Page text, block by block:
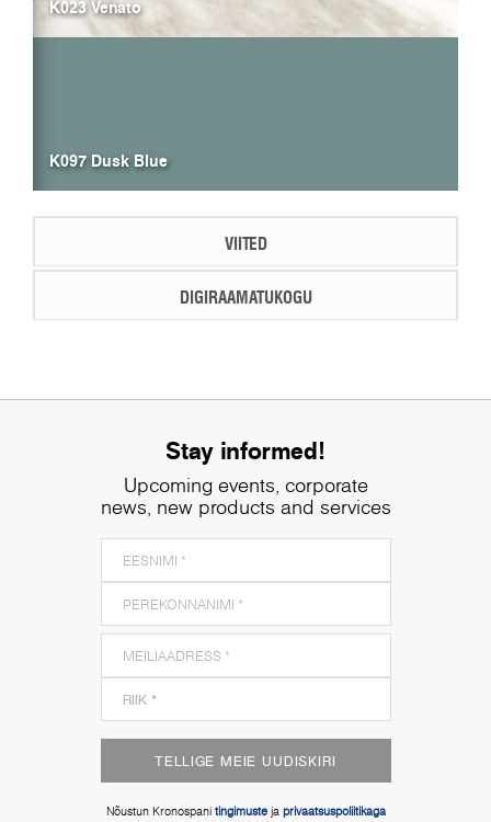
K023 Venato
K097 Dusk Blue
VIITED
DIGIRAAMATUKOGU
Stay informed!
Upcoming events, corporate
news, new products and services
TELLIGE MEIE UUDISKIRI
Nõustun Kronospani tingimusteja privaatsuspoliitikaga